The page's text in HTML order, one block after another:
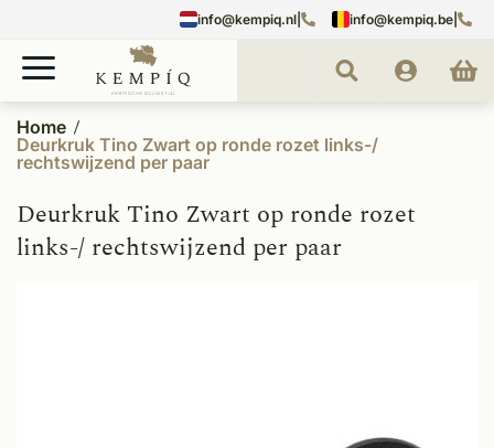
info@kempiq.nl info@kempiq.be
Home
Deurkruk Tino Zwart op ronde rozet links-/
rechtswijzend per paar
Deurkruk Tino Zwart op ronde rozet
links-/ rechtswijzend per paar